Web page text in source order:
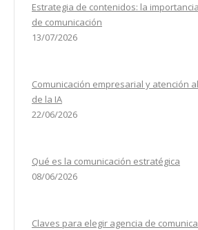
Estrategia de contenidos: la
de comunicación
13/07/2026
Comunicación empresarial y atención
de la IA
22/06/2026
Qué es la comunicación estratégica
08/06/2026
Claves para elegir agencia de